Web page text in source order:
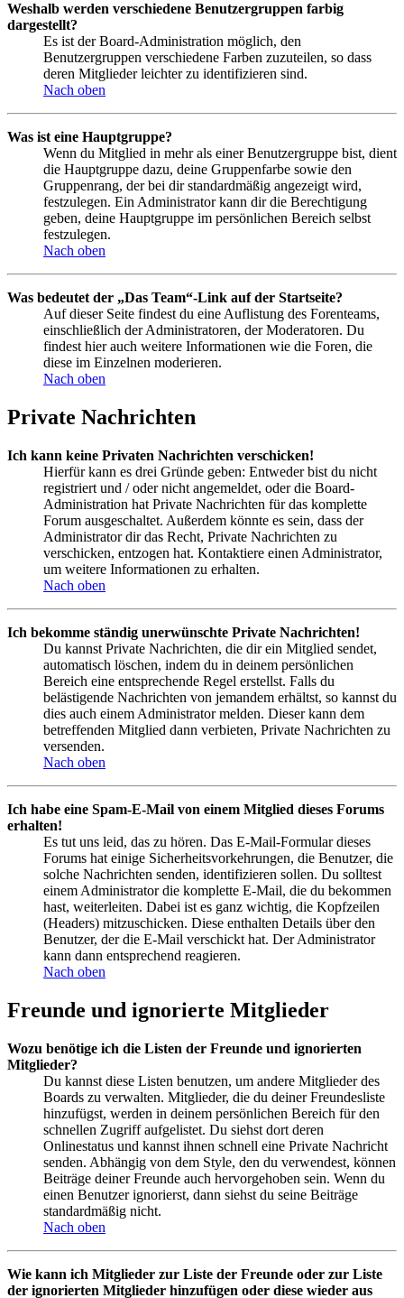
Weshalb werden verschiedene Benutzergruppen farbig
dargestellt?
Es ist der Board-Administration möglich, den
Benutzergruppen verschiedene Farben zuzuteilen, so dass
deren Mitglieder leichter zu identifizieren sind.
Nach oben
Was ist eine Hauptgruppe?
Wenn du Mitglied in mehr als einer Benutzergruppe bist, dient
die Hauptgruppe dazu, deine Gruppenfarbe sowie den
Gruppenrang, der bei dir standardmäßig angezeigt wird,
festzulegen. Ein Administrator kann dir die Berechtigung
geben, deine Hauptgruppe im persönlichen Bereich selbst
festzulegen.
Nach oben
Was bedeutet der „Das Team“-Link auf der Startseite?
Auf dieser Seite findest du eine Auflistung des Forenteams,
einschließlich der Administratoren, der Moderatoren. Du
findest hier auch weitere Informationen wie die Foren, die
diese im Einzelnen moderieren.
Nach oben
Private Nachrichten
Ich kann keine Privaten Nachrichten verschicken!
Hierfür kann es drei Gründe geben: Entweder bist du nicht
registriert und / oder nicht angemeldet, oder die Board-
Administration hat Private Nachrichten für das komplette
Forum ausgeschaltet. Außerdem könnte es sein, dass der
Administrator dir das Recht, Private Nachrichten zu
verschicken, entzogen hat. Kontaktiere einen Administrator,
um weitere Informationen zu erhalten.
Nach oben
Ich bekomme ständig unerwünschte Private Nachrichten!
Du kannst Private Nachrichten, die dir ein Mitglied sendet,
automatisch löschen, indem du in deinem persönlichen
Bereich eine entsprechende Regel erstellst. Falls du
belästigende Nachrichten von jemandem erhältst, so kannst du
dies auch einem Administrator melden. Dieser kann dem
betreffenden Mitglied dann verbieten, Private Nachrichten zu
versenden.
Nach oben
Ich habe eine Spam-E-Mail von einem Mitglied dieses Forums
erhalten!
Es tut uns leid, das zu hören. Das E-Mail-Formular dieses
Forums hat einige Sicherheitsvorkehrungen, die Benutzer, die
solche Nachrichten senden, identifizieren sollen. Du solltest
einem Administrator die komplette E-Mail, die du bekommen
hast, weiterleiten. Dabei ist es ganz wichtig, die Kopfzeilen
(Headers) mitzuschicken. Diese enthalten Details über den
Benutzer, der die E-Mail verschickt hat. Der Administrator
kann dann entsprechend reagieren.
Nach oben
Freunde und ignorierte Mitglieder
Wozu benötige ich die Listen der Freunde und ignorierten
Mitglieder?
Du kannst diese Listen benutzen, um andere Mitglieder des
Boards zu verwalten. Mitglieder, die du deiner Freundesliste
hinzufügst, werden in deinem persönlichen Bereich für den
schnellen Zugriff aufgelistet. Du siehst dort deren
Onlinestatus und kannst ihnen schnell eine Private Nachricht
senden. Abhängig von dem Style, den du verwendest, können
Beiträge deiner Freunde auch hervorgehoben sein. Wenn du
einen Benutzer ignorierst, dann siehst du seine Beiträge
standardmäßig nicht.
Nach oben
Wie kann ich Mitglieder zur Liste der Freunde oder zur Liste
der ignorierten Mitglieder hinzufügen oder diese wieder aus